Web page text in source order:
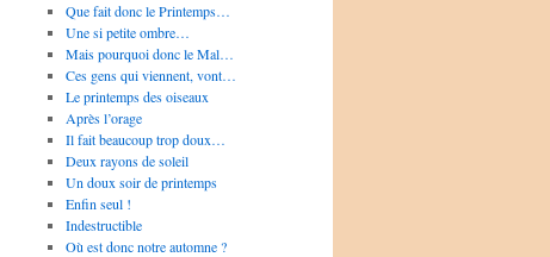
Que fait donc le Printemps…
Une si petite ombre…
Mais pourquoi donc le Mal…
Ces gens qui viennent, vont…
Le printemps des oiseaux
Après l’orage
Il fait beaucoup trop doux…
Deux rayons de soleil
Un doux soir de printemps
Enfin seul !
Indestructible
Où est donc notre automne ?